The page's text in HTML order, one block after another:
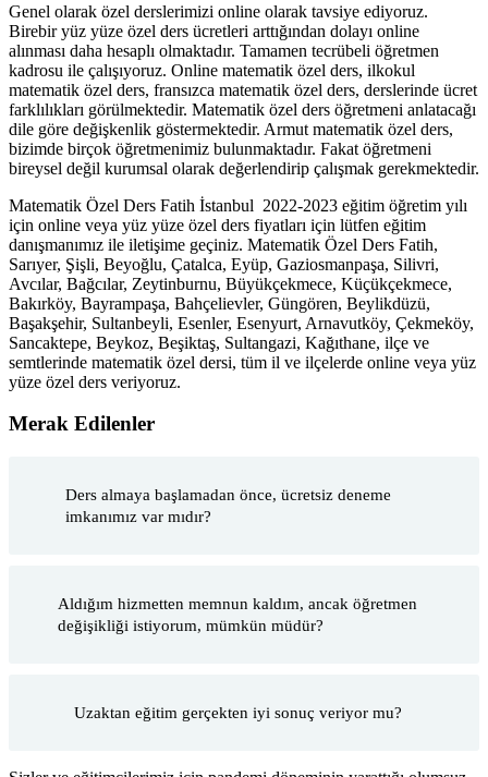
Genel olarak özel derslerimizi online olarak tavsiye ediyoruz.
Birebir yüz yüze özel ders ücretleri arttığından dolayı online
alınması daha hesaplı olmaktadır. Tamamen tecrübeli öğretmen
kadrosu ile çalışıyoruz. Online matematik özel ders, ilkokul
matematik özel ders, fransızca matematik özel ders, derslerinde ücret
farklılıkları görülmektedir. Matematik özel ders öğretmeni anlatacağı
dile göre değişkenlik göstermektedir. Armut matematik özel ders,
bizimde birçok öğretmenimiz bulunmaktadır. Fakat öğretmeni
bireysel değil kurumsal olarak değerlendirip çalışmak gerekmektedir.
Matematik Özel Ders Fatih İstanbul 2022-2023 eğitim öğretim yılı
için online veya yüz yüze özel ders fiyatları için lütfen eğitim
danışmanımız ile iletişime geçiniz. Matematik Özel Ders Fatih,
Sarıyer, Şişli, Beyoğlu, Çatalca, Eyüp, Gaziosmanpaşa, Silivri,
Avcılar, Bağcılar, Zeytinburnu, Büyükçekmece, Küçükçekmece,
Bakırköy, Bayrampaşa, Bahçelievler, Güngören, Beylikdüzü,
Başakşehir, Sultanbeyli, Esenler, Esenyurt, Arnavutköy, Çekmeköy,
Sancaktepe, Beykoz, Beşiktaş, Sultangazi, Kağıthane, ilçe ve
semtlerinde matematik özel dersi, tüm il ve ilçelerde online veya yüz
yüze özel ders veriyoruz.
Merak Edilenler
Ders almaya başlamadan önce, ücretsiz deneme
imkanımız var mıdır?
Aldığım hizmetten memnun kaldım, ancak öğretmen
değişikliği istiyorum, mümkün müdür?
Uzaktan eğitim gerçekten iyi sonuç veriyor mu?